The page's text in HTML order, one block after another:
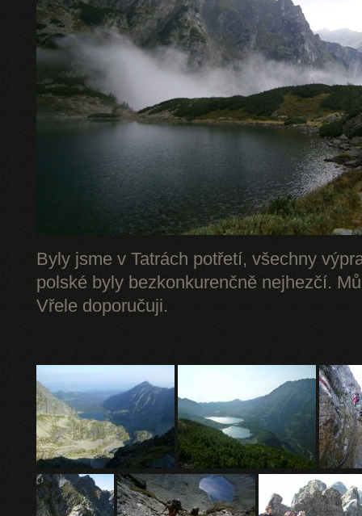
Byly jsme v Tatrách potřetí, všechny
polské byly bezkonkurenčně nejhezčí.
Vřele doporučuji.